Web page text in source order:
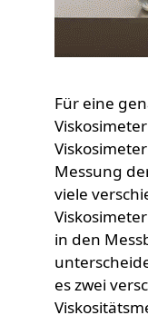
Für eine
Messung
viele
in den
es zwei